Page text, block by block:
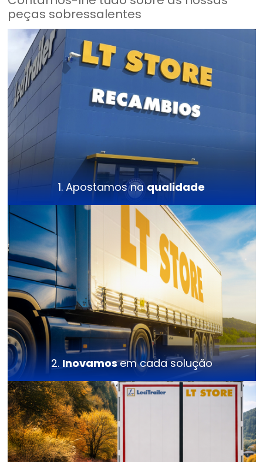
peças sobressalentes
1. Apostamos naqualidade
2. Inovamosem cada solução